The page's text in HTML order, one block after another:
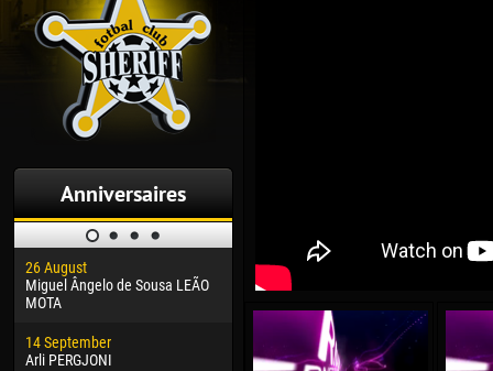
Anniversaires
26 August
Miguel Ângelo de Sousa LEÃO
MOTA
14 September
Arli PERGJONI
30 January
Dhoraso Moreo KLAS
24 February
Vladislav COSTIN
04
13